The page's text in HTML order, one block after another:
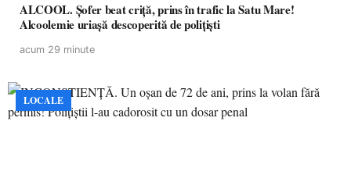
ALCOOL. Șofer beat criță, prins în trafic la Satu Mare!
Alcoolemie uriașă descoperită de polițiști
acum 29 minute
LOCALE